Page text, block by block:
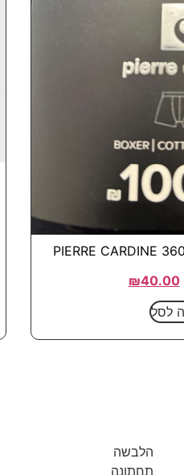
₪40.00
לסל
הלבשה
תחתונה